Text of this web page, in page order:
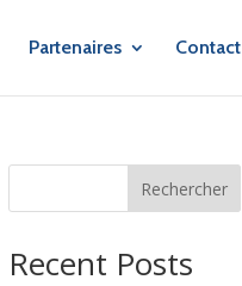
Partenaires Contact
Rechercher
Recent Posts